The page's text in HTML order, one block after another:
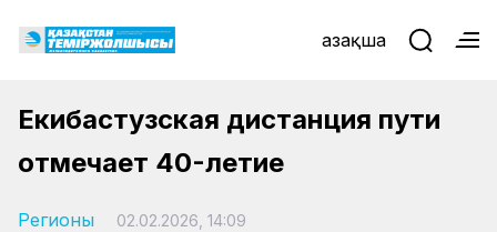
Қазақша
Екибастузская дистанция пути
отмечает 40-летие
Регионы 02.02.2026, 14:09